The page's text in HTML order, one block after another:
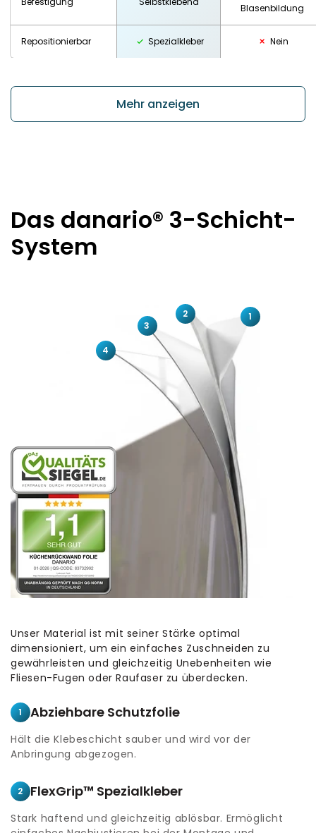
Blasenbildung
Repositionierbar Spezialkleber Nein
Mehr anzeigen
Das danario® 3-Schicht-
System
1
2
3
4
Unser Material ist mit seiner Stärke optimal
dimensioniert, um ein einfaches Zuschneiden zu
gewährleisten und gleichzeitig Unebenheiten wie
Fliesen-Fugen oder Raufaser zu überdecken.
1 Abziehbare Schutzfolie
Hält die Klebeschicht sauber und wird vor der
Anbringung abgezogen.
2 FlexGrip™ Spezialkleber
Stark haftend und gleichzeitig ablösbar. Ermöglicht